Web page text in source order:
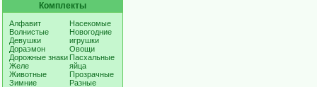
Комплекты
Алфавит
Волнистые
Девушки
Дораэмон
Дорожные знаки
Желе
Животные
Зимние
Насекомые
Новогодние
игрушки
Овощи
Пасхальные
яйца
Прозрачные
Разные